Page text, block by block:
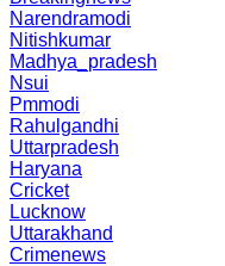
Narendramodi
Nitishkumar
Madhya_pradesh
Nsui
Pmmodi
Rahulgandhi
Uttarpradesh
Haryana
Cricket
Lucknow
Uttarakhand
Crimenews